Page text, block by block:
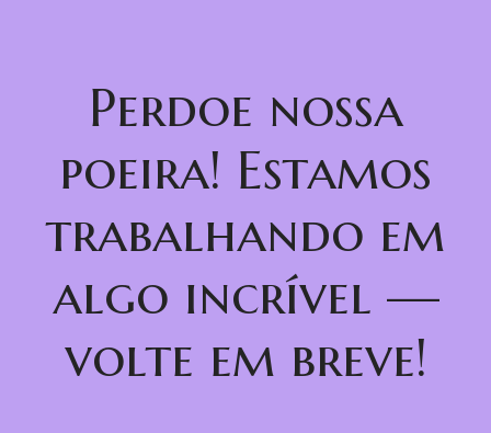
Perdoe nossa
poeira! Estamos
trabalhando em
algo incrível —
volte em breve!